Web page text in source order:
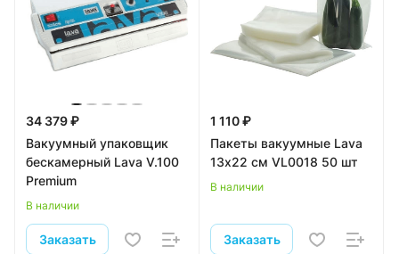
34 379 ₽
Вакуумный упаковщик
бескамерный Lava V.100
Premium
В наличии
Заказать
1 110 ₽
Пакеты вакуумные Lava
13х22 см VL0018 50 шт
В наличии
Заказать